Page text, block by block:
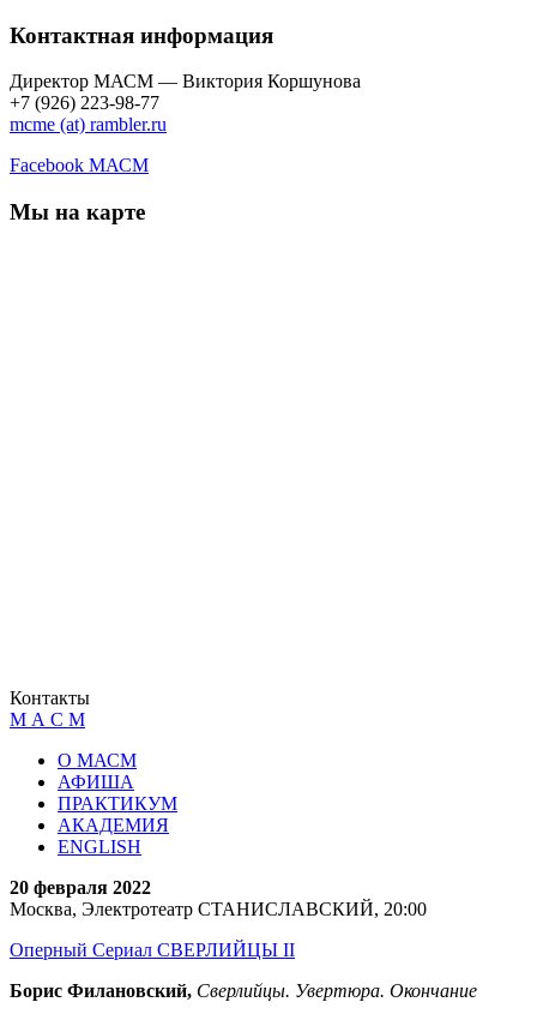
Контактная информация
Директор МАСМ — Виктория Коршунова
+7 (926) 223-98-77
mcme (at) rambler.ru
Facebook МАСМ
Мы на карте
Контакты
М А С М
О МАСМ
АФИША
ПРАКТИКУМ
АКАДЕМИЯ
ENGLISH
20 февраля 2022
Москва, Электротеатр СТАНИСЛАВСКИЙ, 20:00
Оперный Сериал СВЕРЛИЙЦЫ II
Борис Филановский, Сверлийцы. Увертюра. Окончание